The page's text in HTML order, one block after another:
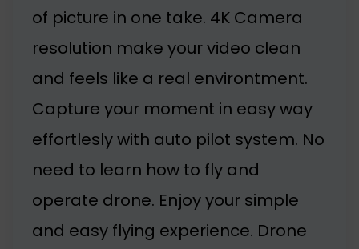
of picture in one take. 4K Camera
resolution make your video clean
and feels like a real environtment.
Capture your moment in easy way
effortlesly with auto pilot system. No
need to learn how to fly and
operate drone. Enjoy your simple
and easy flying experience. Drone